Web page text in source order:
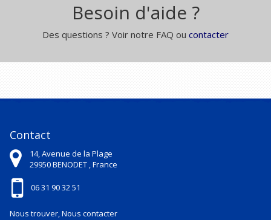
Besoin d'aide ?
Des questions ? Voir notre FAQ ou contacter
Contact
14, Avenue de la Plage
29950BENODET ,France
06 31 90 32 51
Nous trouver, Nous contacter